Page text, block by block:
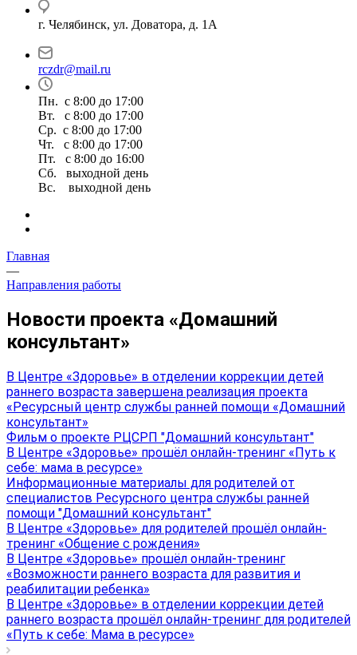
г. Челябинск, ул. Доватора, д. 1А
rczdr@mail.ru
Пн. с 8:00 до 17:00
Вт. с 8:00 до 17:00
Ср. с 8:00 до 17:00
Чт. с 8:00 до 17:00
Пт. с 8:00 до 16:00
Сб. выходной день
Вс. выходной день
Главная
—
Направления работы
Новости проекта «Домашний
консультант»
В Центре «Здоровье» в отделении коррекции детей
раннего возраста завершена реализация проекта
«Ресурсный центр службы ранней помощи «Домашний
консультант»
Фильм о проекте РЦСРП "Домашний консультант"
В Центре «Здоровье» прошёл онлайн-тренинг «Путь к
себе: мама в ресурсе»
Информационные материалы для родителей от
специалистов Ресурсного центра службы ранней
помощи "Домашний консультант"
В Центре «Здоровье» для родителей прошёл онлайн-
тренинг «Общение с рождения»
В Центре «Здоровье» прошёл онлайн-тренинг
«Возможности раннего возраста для развития и
реабилитации ребенка»
В Центре «Здоровье» в отделении коррекции детей
раннего возраста прошёл онлайн-тренинг для родителей
«Путь к себе: Мама в ресурсе»